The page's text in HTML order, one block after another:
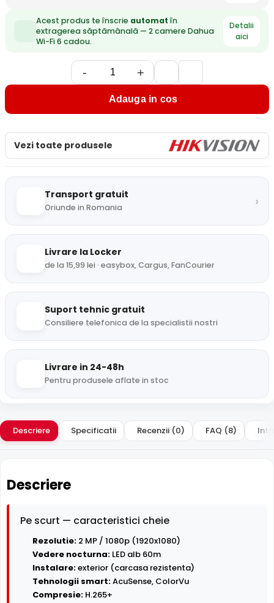
Acest produs te înscrie automat în
extragerea săptămânală — 2 camere Dahua
Wi-Fi 6 cadou.
Detalii
aici
- +
Adauga in cos
Vezi toate produsele
Transport gratuit
Oriunde in Romania ›
Livrare la Locker
de la 15,99 lei · easybox, Cargus, FanCourier
Suport tehnic gratuit
Consiliere telefonica de la specialistii nostri
Livrare in 24-48h
Pentru produsele aflate in stoc
Descriere Specificatii Recenzii (0) FAQ (8)
Descriere
Pe scurt — caracteristici cheie
Rezolutie: 2 MP / 1080p (1920x1080)
Vedere nocturna: LED alb 60m
Instalare:exterior (carcasa rezistenta)
Tehnologii smart:AcuSense, ColorVu
Compresie: H.265+